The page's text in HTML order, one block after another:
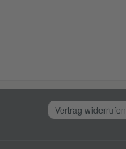
Vertrag widerrufen